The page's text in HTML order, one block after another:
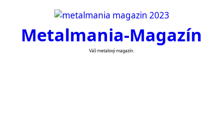
contentMetalmania-Magazín
Váš metalový magazín.